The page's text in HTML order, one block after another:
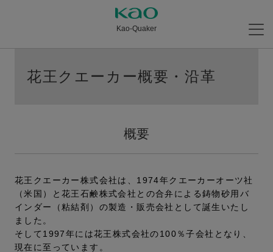
Kao-Quaker
花王クエーカー概要・沿革
概要
花王クエーカー株式会社は、1974年クエーカーオーツ社
（米国）と花王石鹸株式会社との合弁による鋳物砂用バ
インダー（粘結剤）の製造・販売会社として誕生いたし
ました。
そして1997年には花王株式会社の100％子会社となり、
現在に至っています。